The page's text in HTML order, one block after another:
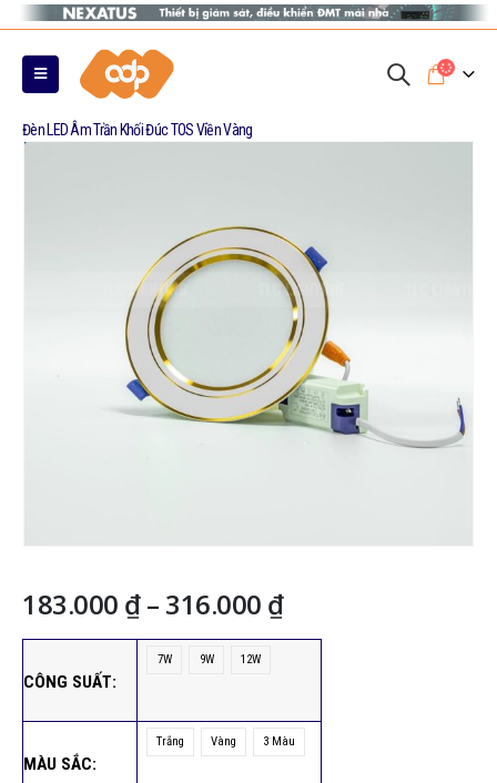
0
Đèn LED Âm Trần Khối Đúc TOS Viền Vàng
183.000 ₫– 316.000 ₫Khoảng
giá:
316.000 ₫
CÔNG SUẤT
7W 9W 12W
MÀU SẮC
Trắng Vàng 3 Màu